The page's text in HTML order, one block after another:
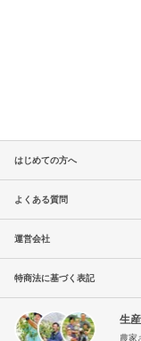
はじめての方へ
よくある質問
運営会社
特商法に基づく表記
生
農家